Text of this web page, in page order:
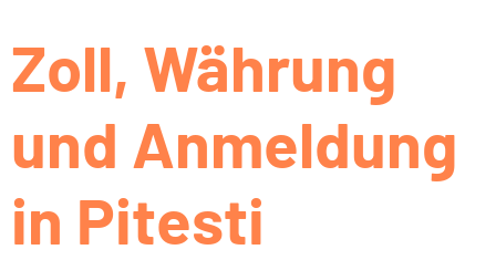
Zoll, Währung
und Anmeldung
in Pitesti